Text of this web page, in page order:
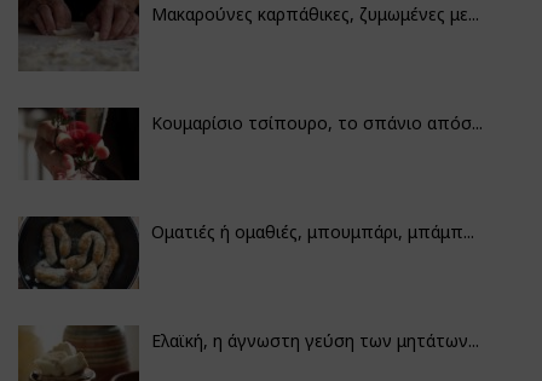
Μακαρούνες καρπάθικες, ζυμωμένες με...
Κουμαρίσιο τσίπουρο, το σπάνιο απόσ...
Οματιές ή ομαθιές, μπουμπάρι, μπάμπ...
Ελαϊκή, η άγνωστη γεύση των μητάτων...